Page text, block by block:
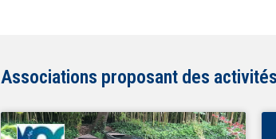
Associations proposant des